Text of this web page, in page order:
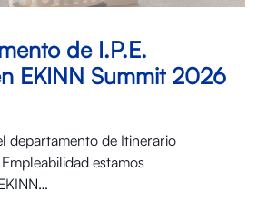
de I.P.E.
EKINN Summit 2026
departamento de Itinerario
estamos